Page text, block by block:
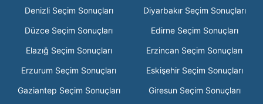
Denizli Seçim Sonuçları
Diyarbakır Seçim Sonuçları
Düzce Seçim Sonuçları
Edirne Seçim Sonuçları
Elazığ Seçim Sonuçları
Erzincan Seçim Sonuçları
Erzurum Seçim Sonuçları
Eskişehir Seçim Sonuçları
Gaziantep Seçim Sonuçları
Giresun Seçim Sonuçları